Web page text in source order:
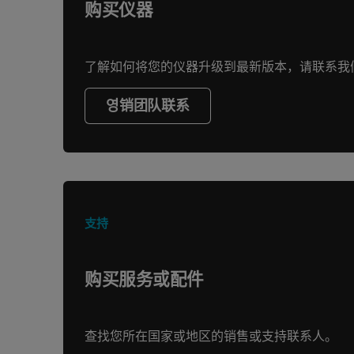
购买仪器
了解如何将您的仪器升级到最新版本，请联系我
영销团队联系
支持
购买服务或配件
查找您所在国家或地区的销售或支持联系人。